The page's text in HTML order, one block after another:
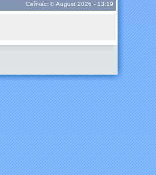
Сейчас: 8 August 2026 - 13:19